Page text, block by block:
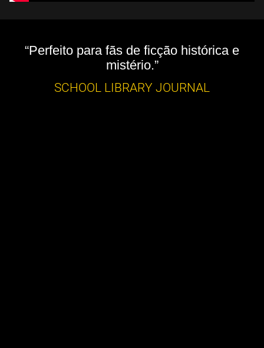
“Perfeito para fãs de ficção histórica e
mistério.”
SCHOOL LIBRARY JOURNAL